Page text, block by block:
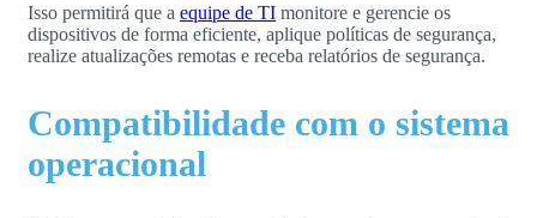
Isso permitirá que a equipe de TI monitore e gerencie os
dispositivos de forma eficiente, aplique políticas de segurança,
realize atualizações remotas e receba relatórios de segurança.
Compatibilidade com o sistema
operacional